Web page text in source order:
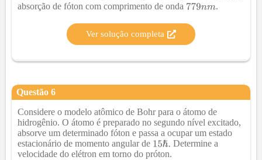
absorção de fóton com comprimento de onda
.
Ver solução completa
Questão 6
Considere o modelo atômico de Bohr para o átomo de
hidrogênio. O átomo é preparado no segundo nível excitado,
absorve um determinado fóton e passa a ocupar um estado
estacionário de momento angular de
Determine a
velocidade do elétron em torno do próton.